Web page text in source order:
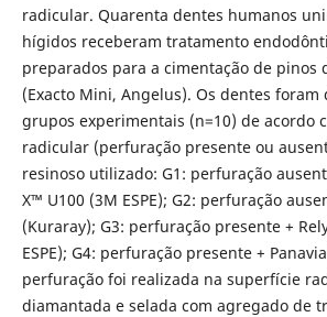
radicular. Quarenta dentes humanos
hígidos receberam tratamento
preparados para a cimentação de pinos
(Exacto Mini, Angelus). Os dentes foram
grupos experimentais (n=10) de acordo
radicular (perfuração presente ou
resinoso utilizado: G1: perfuração
X™ U100 (3M ESPE); G2: perfuração
(Kuraray); G3: perfuração presente +
ESPE); G4: perfuração presente +
perfuração foi realizada na superfície
diamantada e selada com agregado de